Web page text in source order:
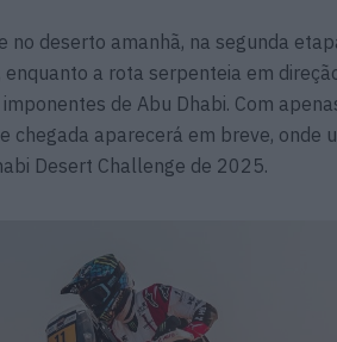
deserto amanhã, na segunda
a rota serpenteia em
de Abu Dhabi. Com
chegada aparecerá em breve, onde
Desert Challenge de 2025.